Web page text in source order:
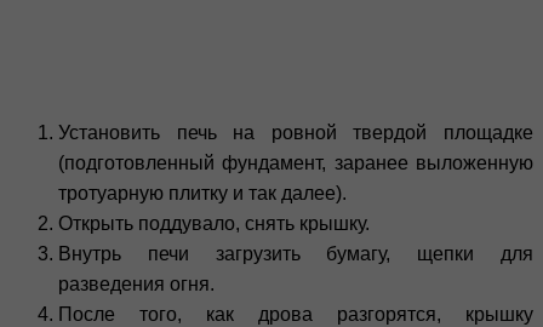
Установить печь на ровной твердой площадке
(подготовленный фундамент, заранее выложенную
тротуарную плитку и так далее).
Открыть поддувало, снять крышку.
Внутрь печи загрузить бумагу, щепки для
разведения огня.
После того, как дрова разгорятся, крышку